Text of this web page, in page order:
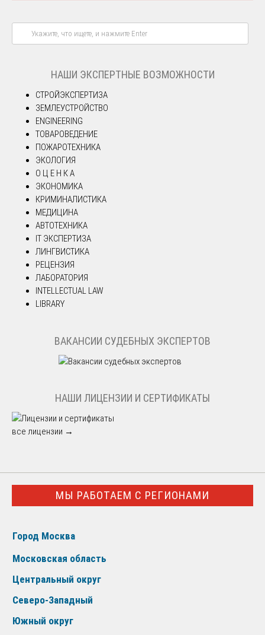
НАШИ ЭКСПЕРТНЫЕ ВОЗМОЖНОСТИ
СТРОЙЭКСПЕРТИЗА
ЗЕМЛЕУСТРОЙСТВО
ENGINEERING
ТОВАРОВЕДЕНИЕ
ПОЖАРОТЕХНИКА
ЭКОЛОГИЯ
О Ц Е Н К А
ЭКОНОМИКА
КРИМИНАЛИСТИКА
МЕДИЦИНА
АВТОТЕХНИКА
IT ЭКСПЕРТИЗА
ЛИНГВИСТИКА
РЕЦЕНЗИЯ
ЛАБОРАТОРИЯ
INTELLECTUAL LAW
LIBRARY
ВАКАНСИИ СУДЕБНЫХ ЭКСПЕРТОВ
НАШИ ЛИЦЕНЗИИ И СЕРТИФИКАТЫ
все лицензии →
МЫ РАБОТАЕМ С РЕГИОНАМИ
Город Москва
Московская область
Центральный округ
Северо-Западный
Южный округ